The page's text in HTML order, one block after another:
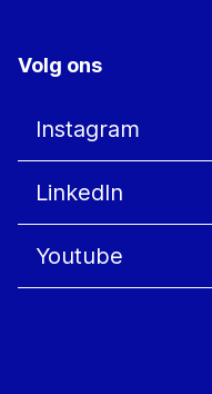
Volg ons
Instagram
LinkedIn
Youtube